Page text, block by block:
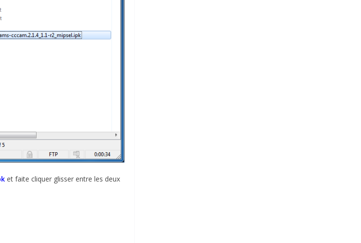
et faite cliquer glisser entre les deux